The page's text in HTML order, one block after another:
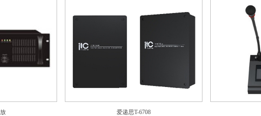
爱递思T-6708